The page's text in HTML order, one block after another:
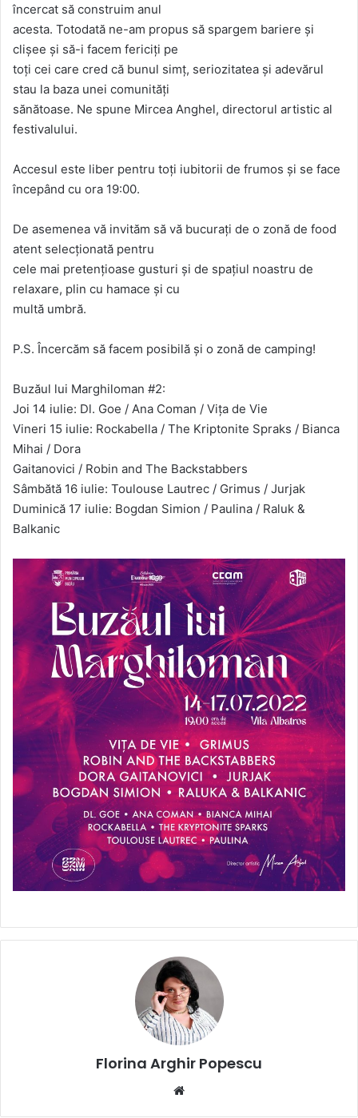
încercat să construim anul
acesta. Totodată ne-am propus să spargem bariere și
clișee și să-i facem fericiți pe
toți cei care cred că bunul simț, seriozitatea și adevărul
stau la baza unei comunități
sănătoase. Ne spune Mircea Anghel, directorul artistic al
festivalului.
Accesul este liber pentru toți iubitorii de frumos și se face
începând cu ora 19:00.
De asemenea vă invităm să vă bucurați de o zonă de food
atent selecționată pentru
cele mai pretențioase gusturi și de spațiul noastru de
relaxare, plin cu hamace și cu
multă umbră.
P.S. Încercăm să facem posibilă și o zonă de camping!
Buzăul lui Marghiloman #2:
Joi 14 iulie: Dl. Goe / Ana Coman / Vița de Vie
Vineri 15 iulie: Rockabella / The Kriptonite Spraks / Bianca
Mihai / Dora
Gaitanovici / Robin and The Backstabbers
Sâmbătă 16 iulie: Toulouse Lautrec / Grimus / Jurjak
Duminică 17 iulie: Bogdan Simion / Paulina / Raluk &
Balkanic
Florina Arghir Popescu